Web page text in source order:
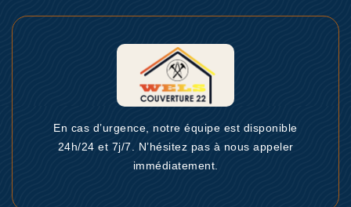
En cas d’urgence, notre équipe est disponible
24h/24 et 7j/7. N’hésitez pas à nous appeler
immédiatement.